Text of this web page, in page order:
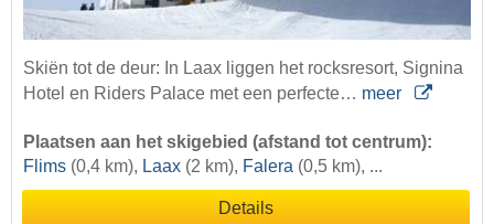
Skiën tot de deur: In Laax liggen het rocksresort, Signina
Hotel en Riders Palace met een perfecte… meer
Plaatsen aan het skigebied (afstand tot centrum):
Flims (0,4 km), Laax (2 km), Falera (0,5 km), ...
Details